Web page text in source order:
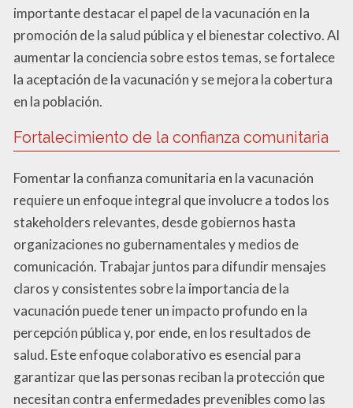
importante destacar el papel de la vacunación en la
promoción de la salud pública y el bienestar colectivo. Al
aumentar la conciencia sobre estos temas, se fortalece
la aceptación de la vacunación y se mejora la cobertura
en la población.
Fortalecimiento de la confianza comunitaria
Fomentar la confianza comunitaria en la vacunación
requiere un enfoque integral que involucre a todos los
stakeholders relevantes, desde gobiernos hasta
organizaciones no gubernamentales y medios de
comunicación. Trabajar juntos para difundir mensajes
claros y consistentes sobre la importancia de la
vacunación puede tener un impacto profundo en la
percepción pública y, por ende, en los resultados de
salud. Este enfoque colaborativo es esencial para
garantizar que las personas reciban la protección que
necesitan contra enfermedades prevenibles como las